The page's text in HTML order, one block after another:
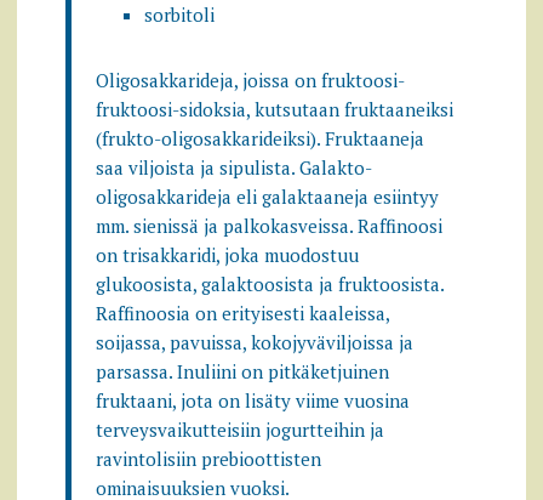
sorbitoli
Oligosakkarideja, joissa on fruktoosi-
fruktoosi-sidoksia, kutsutaan fruktaaneiksi
(frukto-oligosakkarideiksi). Fruktaaneja
saa viljoista ja sipulista. Galakto-
oligosakkarideja eli galaktaaneja esiintyy
mm. sienissä ja palkokasveissa. Raffinoosi
on trisakkaridi, joka muodostuu
glukoosista, galaktoosista ja fruktoosista.
Raffinoosia on erityisesti kaaleissa,
soijassa, pavuissa, kokojyväviljoissa ja
parsassa. Inuliini on pitkäketjuinen
fruktaani, jota on lisäty viime vuosina
terveysvaikutteisiin jogurtteihin ja
ravintolisiin prebioottisten
ominaisuuksien vuoksi.